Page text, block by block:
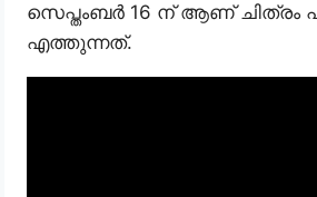
സെപ്തംബർ 16 ന് ആണ് ചിത്രം
എത്തുന്നത്.